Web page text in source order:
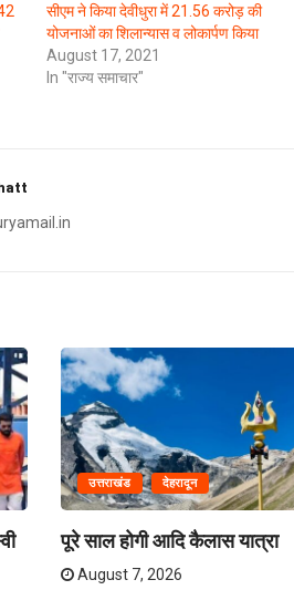
सीएम ने किया देवीधुरा में 21.56 करोड़ की
योजनाओं का शिलान्यास व लोकार्पण किया
August 17, 2021
In "राज्य समाचार"
उत्तराखंड देहरादून
पूरे साल होगी आदि कैलास यात्रा
August 7, 2026